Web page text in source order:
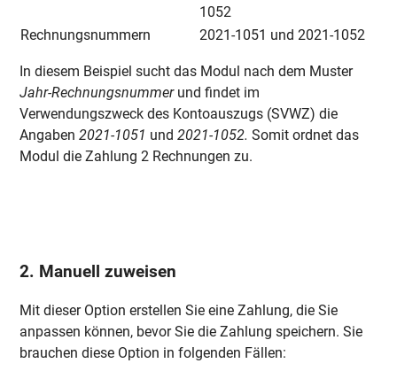
1052
Rechnungsnummern
2021-1051 und 2021-1052
In diesem Beispiel sucht das Modul nach dem Muster
Jahr-Rechnungsnummer und findet im
Verwendungszweck des Kontoauszugs (SVWZ) die
Angaben2021-1051 und2021-1052. Somit ordnet das
Modul die Zahlung 2 Rechnungen zu.
2. Manuell zuweisen
Mit dieser Option erstellen Sie eine Zahlung, die Sie
anpassen können, bevor Sie die Zahlung speichern. Sie
brauchen diese Option in folgenden Fällen: